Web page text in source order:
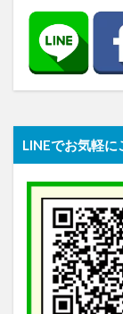
LINEでお気軽に